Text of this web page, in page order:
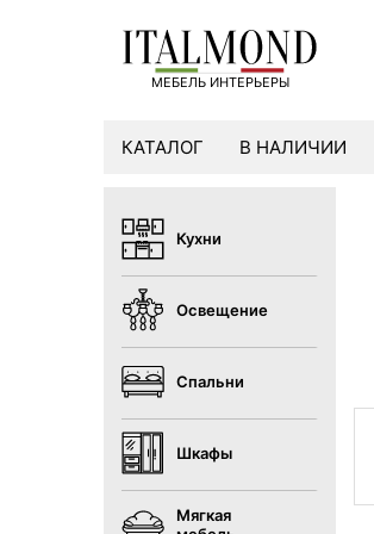
МЕБЕЛЬ ИНТЕРЬЕРЫ
КАТАЛОГ В НАЛИЧИИ
Кухни
Освещение
Спальни
Шкафы
Мягкая